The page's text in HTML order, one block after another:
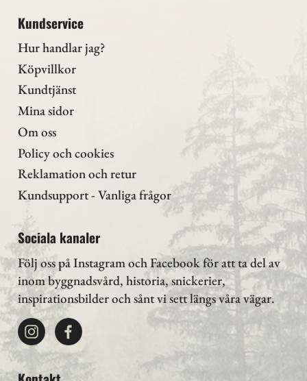
Kundservice
Hur handlar jag?
Köpvillkor
Kundtjänst
Mina sidor
Om oss
Policy och cookies
Reklamation och retur
Kundsupport - Vanliga frågor
Sociala kanaler
Följ oss på Instagramoch Facebook för att ta del av
inom byggnadsvård, historia, snickerier,
inspirationsbilder och sånt vi sett längs våra vägar.